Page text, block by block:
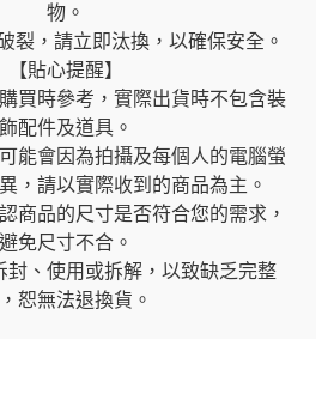
物。
裂，請立即汰換，以確保安全。
【貼心提醒】
買時參考，實際出貨時不包含裝
飾配件及道具。
能會因為拍攝及每個人的電腦螢
，請以實際收到的商品為主。
商品的尺寸是否符合您的需求，
避免尺寸不合。
、使用或拆解，以致缺乏完整
恕無法退換貨。